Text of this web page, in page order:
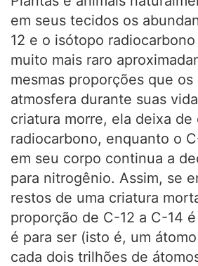
em seus tecidos os
12 e o isótopo
muito mais raro
mesmas proporções que
atmosfera durante suas
criatura morre, ela deixa de
radiocarbono, enquanto o
em seu corpo continua a
para nitrogênio. Assim, se
restos de uma criatura
proporção de C-12 a C-14
é para ser (isto é, um
cada dois trilhões de